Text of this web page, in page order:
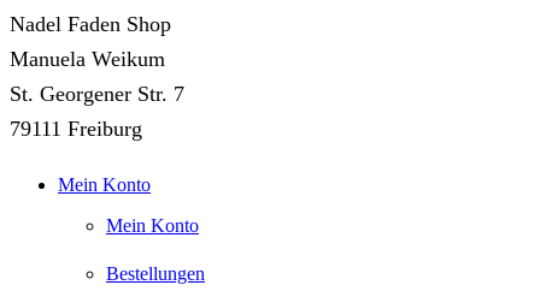
Nadel Faden Shop
Manuela Weikum
St. Georgener Str. 7
79111 Freiburg
Mein Konto
Mein Konto
Bestellungen